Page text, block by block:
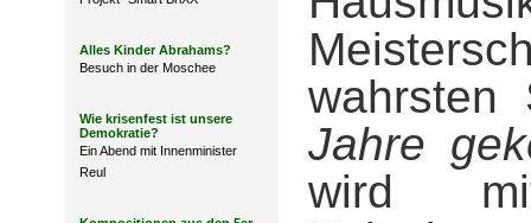
Alles Kinder Abrahams?
Besuch in der Moschee
Wie krisenfest ist unsere
Demokratie?
Ein Abend mit Innenminister
Reul
Jahre
wird